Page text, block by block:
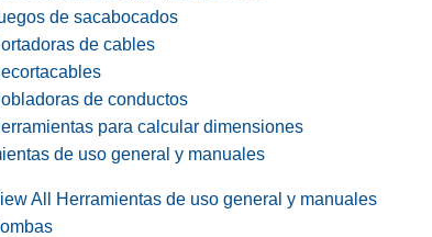
de sacabocados
de cables
de conductos
para calcular dimensiones
de uso general y manuales
All Herramientas de uso general y manuales